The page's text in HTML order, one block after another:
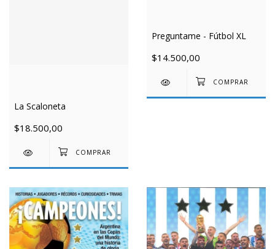
La Scaloneta
$18.500,00
Preguntame - Fútbol XL
$14.500,00